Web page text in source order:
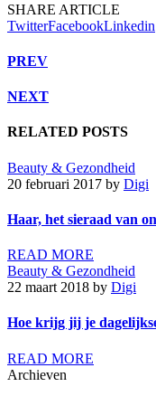
SHARE ARTICLE
TwitterFacebookLinkedin
PREV
NEXT
RELATED POSTS
Beauty & Gezondheid
20 februari 2017 by Digi
Haar, het sieraad van
READ MORE
Beauty & Gezondheid
22 maart 2018 by Digi
Hoe krijg jij je
READ MORE
Archieven